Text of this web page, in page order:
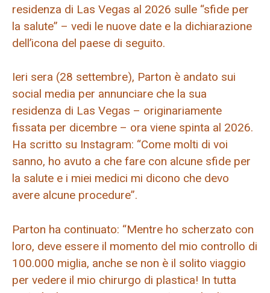
residenza di Las Vegas al 2026 sulle “sfide per
la salute” – vedi le nuove date e la dichiarazione
dell’icona del paese di seguito.
Ieri sera (28 settembre), Parton è andato sui
social media per annunciare che la sua
residenza di Las Vegas – originariamente
fissata per dicembre – ora viene spinta al 2026.
Ha scritto su Instagram: “Come molti di voi
sanno, ho avuto a che fare con alcune sfide per
la salute e i miei medici mi dicono che devo
avere alcune procedure”.
Parton ha continuato: “Mentre ho scherzato con
loro, deve essere il momento del mio controllo di
100.000 miglia, anche se non è il solito viaggio
per vedere il mio chirurgo di plastica! In tutta